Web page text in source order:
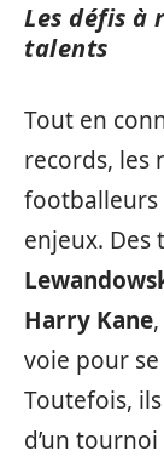
Les défis à
talents
Tout en
records, les
footballeurs
enjeux. Des
Harry Kane
voie pour
Toutefois,
d’un